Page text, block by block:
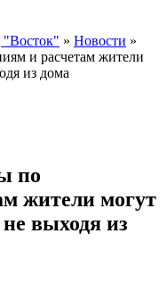
» Новости »
и расчетам жители
из дома
по
жители могут
выходя из